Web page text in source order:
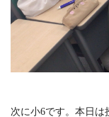
次に小6です。本日は